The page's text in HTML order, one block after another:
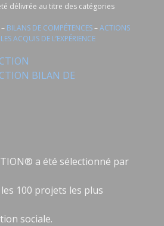
délivrée au titre des catégories
– BILANS DE COMPÉTENCES–ACTIONS
ACQUIS DE L’EXPÉRIENCE
BILAN DE
a été sélectionné par
100 projets les plus
sociale.